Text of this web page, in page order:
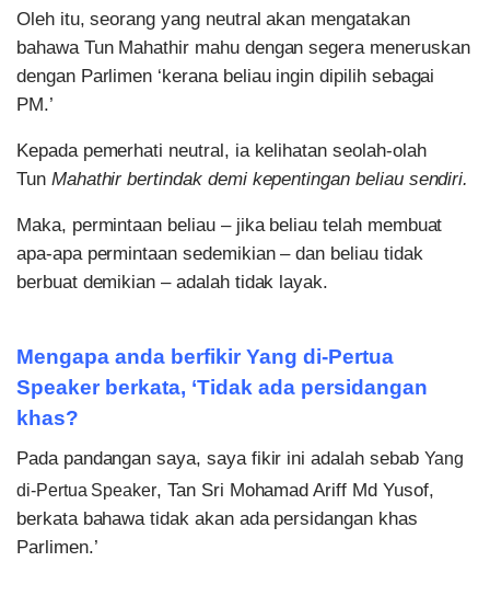
Oleh itu, seorang yang neutral akan mengatakan
bahawa Tun Mahathir mahu dengan segera meneruskan
dengan Parlimen ‘kerana beliau ingin dipilih sebagai
PM.’
Kepada pemerhati neutral, ia kelihatan seolah-olah
Tun Mahathir bertindak demi kepentingan beliau sendiri.
Maka, permintaan beliau – jika beliau telah membuat
apa-apa permintaan sedemikian – dan beliau tidak
berbuat demikian – adalah tidak layak.
Mengapa anda berfikir Yang di-Pertua
Speaker berkata, ‘Tidak ada persidangan
khas?
Pada pandangan saya, saya fikir ini adalah sebab Yang
di-Pertua Speaker, Tan Sri Mohamad Ariff Md Yusof,
berkata bahawa tidak akan ada persidangan khas
Parlimen.’